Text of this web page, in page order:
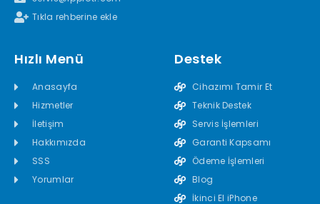
Tıkla rehberine ekle
Hızlı Menü
Anasayfa
Hizmetler
İletişim
Hakkımızda
SSS
Yorumlar
Destek
Cihazımı Tamir Et
Teknik Destek
Servis İşlemleri
Garanti Kapsamı
Ödeme İşlemleri
Blog
İkinci El iPhone